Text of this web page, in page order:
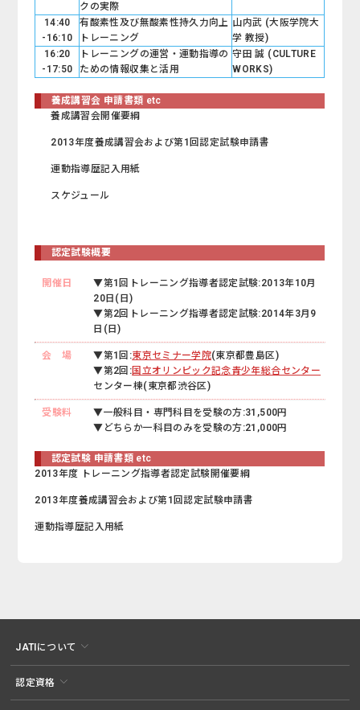
クの実際
14:40
-16:10
有酸素性及び無酸素性持久力向上
トレーニング
山内武 (大阪学院大
学 教授)
16:20
-17:50
トレーニングの運営・運動指導の
ための情報収集と活用
守田 誠 (CULTURE
WORKS)
養成講習会 申請書類 etc
養成講習会開催要綱
2013年度養成講習会および第1回認定試験申請書
運動指導歴記入用紙
スケジュール
認定試験概要
開催日
▼第1回トレーニング指導者認定試験:2013年10月
20日(日)
▼第2回トレーニング指導者認定試験:2014年3月9
日(日)
会 場 ▼第1回:東京セミナー学院(東京都豊島区)
▼第2回:国立オリンピック記念青少年総合センター
センター棟(東京都渋谷区)
受験料
▼一般科目・専門科目を受験の方:31,500円
▼どちらか一科目のみを受験の方:21,000円
認定試験 申請書類 etc
2013年度 トレーニング指導者認定試験開催要綱
2013年度養成講習会および第1回認定試験申請書
運動指導歴記入用紙
JATIについて
認定資格